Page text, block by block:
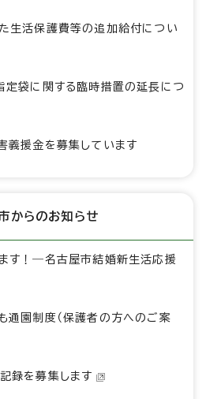
生活保護費等の追加給付につい
定袋に関する臨時措置の延長につ
義援金を募集しています
からのお知らせ
す！―名古屋市結婚新生活応援
通園制度（保護者の方へのご案
録を募集します